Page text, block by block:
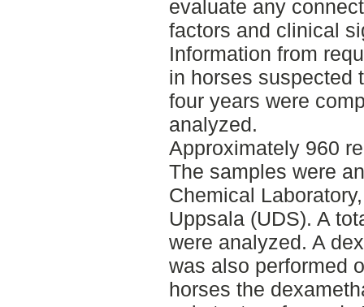
evaluate any
factors and clinical
Information from
in horses suspected
four years were
analyzed.
Approximately 960
The samples were
Chemical
Uppsala (UDS). A
were analyzed. A
was also performed
horses the